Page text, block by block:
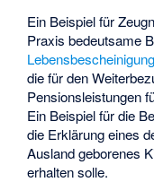
Ein Beispiel für
Praxis bedeutsame
die für den
Pensionsleistungen
Ein Beispiel für die
die Erklärung eines
Ausland geborenes
erhalten solle.